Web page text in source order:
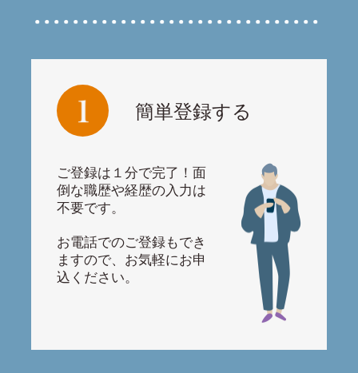
簡単登録する
ご登録は１分で完了！面
倒な職歴や経歴の入力は
不要です。
お電話でのご登録もでき
ますので、お気軽にお申
込ください。